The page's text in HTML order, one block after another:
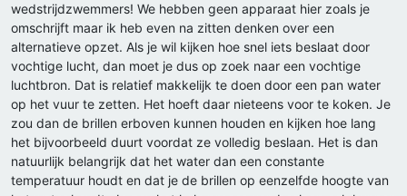
wedstrijdzwemmers! We hebben geen apparaat hier zoals je
omschrijft maar ik heb even na zitten denken over een
alternatieve opzet. Als je wil kijken hoe snel iets beslaat door
vochtige lucht, dan moet je dus op zoek naar een vochtige
luchtbron. Dat is relatief makkelijk te doen door een pan water
op het vuur te zetten. Het hoeft daar nieteens voor te koken. Je
zou dan de brillen erboven kunnen houden en kijken hoe lang
het bijvoorbeeld duurt voordat ze volledig beslaan. Het is dan
natuurlijk belangrijk dat het water dan een constante
temperatuur houdt en dat je de brillen op eenzelfde hoogte van